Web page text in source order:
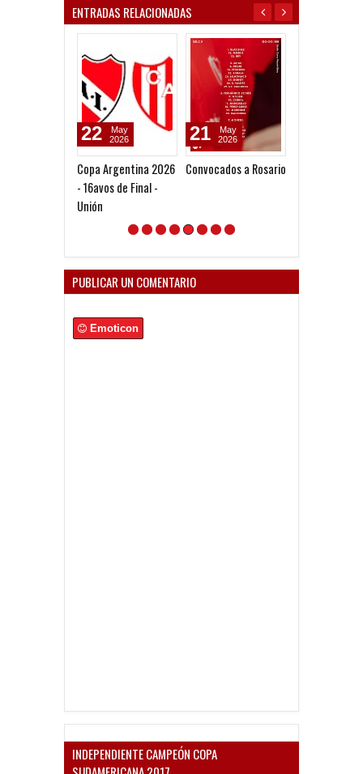
ENTRADAS RELACIONADAS
Copa Argentina 2026
- 16avos de Final -
Unión
22
May
2026
Convocados a Rosario
21
May
2026
PUBLICAR UN COMENTARIO
Emoticon
INDEPENDIENTE CAMPEÓN COPA